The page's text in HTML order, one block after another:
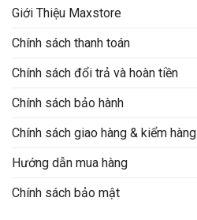
Giới Thiệu Maxstore
Chính sách thanh toán
Chính sách đổi trả và hoàn tiền
Chính sách bảo hành
Chính sách giao hàng & kiểm hàng
Hướng dẫn mua hàng
Chính sách bảo mật